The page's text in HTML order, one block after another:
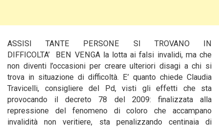
ASSISI TANTE PERSONE SI TROVANO IN
DIFFICOLTA’ BEN VENGA la lotta ai falsi invalidi, ma che
non diventi l’occasioni per creare ulteriori disagi a chi si
trova in situazione di difficoltà. E’ quanto chiede Claudia
Travicelli, consigliere del Pd, visti gli effetti che sta
provocando il decreto 78 del 2009: finalizzata alla
repressione del fenomeno di coloro che accampano
invalidità non veritiere, sta penalizzando centinaia di